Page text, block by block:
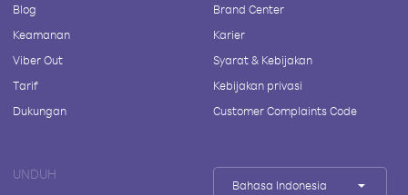
Blog
Keamanan
Viber Out
Tarif
Dukungan
Brand Center
Karier
Syarat & Kebijakan
Kebijakan privasi
Customer Complaints Code
UNDUH
Bahasa Indonesia